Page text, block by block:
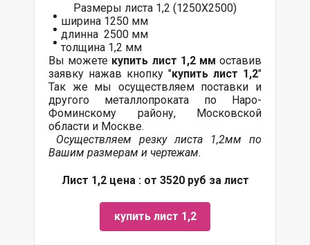
Размеры листа 1,2 (1250Х2500)
ширина 1250 мм
длинна 2500 мм
толщина 1,2 мм
Вы можете купить лист 1,2 мм оставив
заявку нажав кнопку "купить лист 1,2"
Так же мы осуществляем поставки и
другого металлопроката по Наро-
Фоминскому району, Московской
области и Москве.
Осуществляем резку листа 1,2мм по
Вашим размерам и чертежам.
Лист 1,2 цена : от 3520 руб за лист
купить лист 1,2